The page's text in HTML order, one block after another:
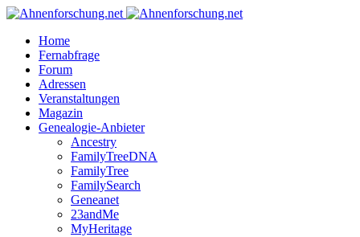
Home
Fernabfrage
Forum
Adressen
Veranstaltungen
Magazin
Genealogie-Anbieter
Ancestry
FamilyTreeDNA
FamilyTree
FamilySearch
Geneanet
23andMe
MyHeritage